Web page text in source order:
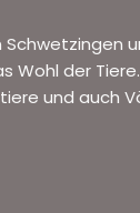
Wohl der
und auch